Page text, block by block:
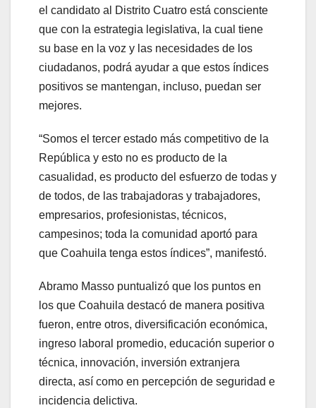
el candidato al Distrito Cuatro está consciente
que con la estrategia legislativa, la cual tiene
su base en la voz y las necesidades de los
ciudadanos, podrá ayudar a que estos índices
positivos se mantengan, incluso, puedan ser
mejores.
“Somos el tercer estado más competitivo de la
República y esto no es producto de la
casualidad, es producto del esfuerzo de todas y
de todos, de las trabajadoras y trabajadores,
empresarios, profesionistas, técnicos,
campesinos; toda la comunidad aportó para
que Coahuila tenga estos índices”, manifestó.
Abramo Masso puntualizó que los puntos en
los que Coahuila destacó de manera positiva
fueron, entre otros, diversificación económica,
ingreso laboral promedio, educación superior o
técnica, innovación, inversión extranjera
directa, así como en percepción de seguridad e
incidencia delictiva.